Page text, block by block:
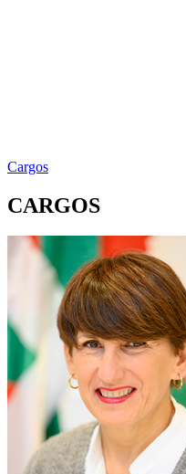
Cargos
CARGOS